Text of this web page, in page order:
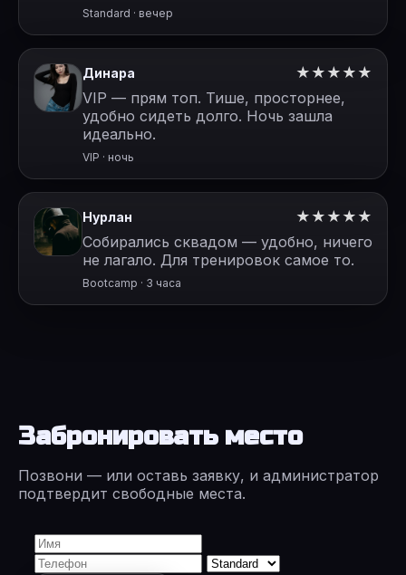
Standard · вечер
Динара
★★★★★
VIP — прям топ. Тише, просторнее,
удобно сидеть долго. Ночь зашла
идеально.
VIP · ночь
Нурлан
★★★★★
Собирались сквадом — удобно, ничего
не лагало. Для тренировок самое то.
Bootcamp · 3 часа
Забронировать место
Позвони — или оставь заявку, и администратор
подтвердит свободные места.